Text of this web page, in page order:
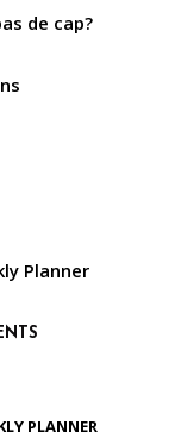
de cap?
Planner
PLANNER